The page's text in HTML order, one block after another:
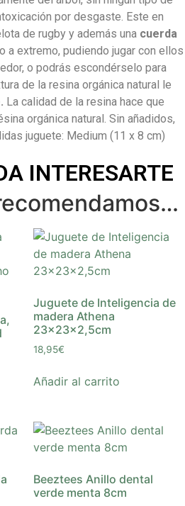
por desgaste. Este en
de rugby y además una cuerda
a extremo, pudiendo jugar con ellos
o podrás escondérselo para
de la resina orgánica natural le
La calidad de la resina hace que
orgánica natural. Sin añadidos,
juguete: Medium (11 x 8 cm)
INTERESARTE
Juguete de Inteligencia de
madera Athena
23x23x2,5cm
18,95€
Añadir al carrito
Beeztees Anillo dental
verde menta 8cm